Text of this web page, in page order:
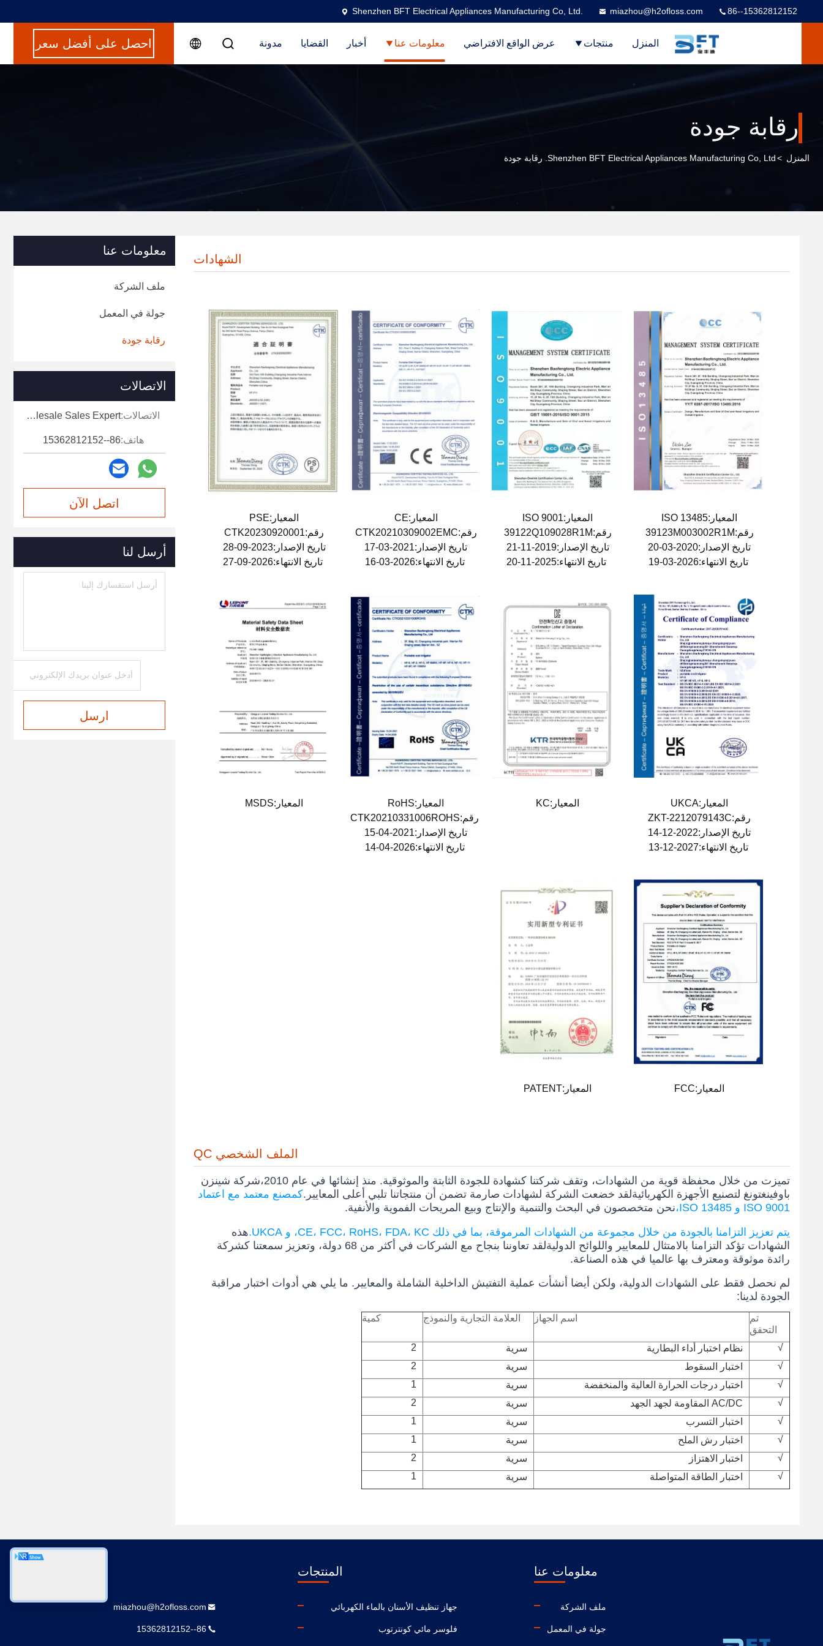
Shenzhen BFT Electrical Appliances Manufacturing Co, Ltd. miazhou@h2ofloss.com 86--15362812152
المنزل منتجات عرض الواقع الافتراضي معلومات عنا أخبار القضايا مدونة احصل على أفضل سعر
رقابة جودة
المنزل >Shenzhen BFT Electrical Appliances Manufacturing Co, Ltd. رقابة جودة
الشهادات
المعيار:ISO 13485
رقم:39123M003002R1M
تاريخ الإصدار:2020-03-20
تاريخ الانتهاء:2026-03-19
المعيار:ISO 9001
رقم:39122Q109028R1M
تاريخ الإصدار:2019-11-21
تاريخ الانتهاء:2025-11-20
المعيار:CE
رقم:CTK20210309002EMC
تاريخ الإصدار:2021-03-17
تاريخ الانتهاء:2026-03-16
المعيار:PSE
رقم:CTK20230920001
تاريخ الإصدار:2023-09-28
تاريخ الانتهاء:2026-09-27
المعيار:UKCA
رقم:ZKT-2212079143C
تاريخ الإصدار:2022-12-14
تاريخ الانتهاء:2027-12-13
المعيار:KC
المعيار:RoHS
رقم:CTK20210331006ROHS
تاريخ الإصدار:2021-04-15
تاريخ الانتهاء:2026-04-14
المعيار:MSDS
المعيار:FCC المعيار:PATENT
الملف الشخصي QC
تميزت من خلال محفظة قوية من الشهادات، وتقف شركتنا كشهادة للجودة الثابتة والموثوقية. منذ إنشائها في عام 2010،شركة شينزن
باوفينغتونغ لتصنيع الأجهزة الكهربائيةلقد خضعت الشركة لشهادات صارمة تضمن أن منتجاتنا تلبي أعلى المعايير.كمصنع معتمد مع اعتماد
ISO 9001 و ISO 13485،
نحن متخصصون في البحث والتنمية والإنتاج وبيع المريحات الفموية والأنفية.
يتم تعزيز التزامنا بالجودة من خلال مجموعة من الشهادات المرموقة، بما في ذلك CE، FCC، RoHS، FDA، KC، و UKCA.
هذه
الشهادات تؤكد التزامنا بالامتثال للمعايير واللوائح الدوليةلقد تعاوننا بنجاح مع الشركات في أكثر من 68 دولة، وتعزيز سمعتنا كشركة
رائدة موثوقة ومعترف بها عالميا في هذه الصناعة.
لم نحصل فقط على الشهادات الدولية، ولكن أيضا أنشأت عملية التفتيش الداخلية الشاملة والمعايير. ما يلي هي أدوات اختبار مراقبة
الجودة لدينا:
تم
التحقق
اسم الجهاز العلامة التجارية والنموذج كمية
√ نظام اختبار أداء البطارية سرية
2
√
اختبار السقوط سرية
2
√
اختبار درجات الحرارة العالية والمنخفضة سرية
1
√
AC/DC المقاومة لجهد الجهد سرية
2
√
اختبار التسرب سرية
1
√
اختبار رش الملح سرية
1
√
اختبار الاهتزاز سرية
2
√
اختبار الطاقة المتواصلة سرية 1
معلومات عنا
ملف الشركة
جولة في المعمل
رقابة جودة
الاتصالات
الاتصالات: Miss. Mia-Wholesale Sales Expert
هاتف:86--15362812152
اتصل الآن
أرسل لنا
ارسل
معلومات عنا
ملف الشركة
جولة في المعمل
المنتجات
جهاز تنظيف الأسنان بالماء الكهربائي
فلوسر مائي كونترتوب
miazhou@h2ofloss.com
86--15362812152